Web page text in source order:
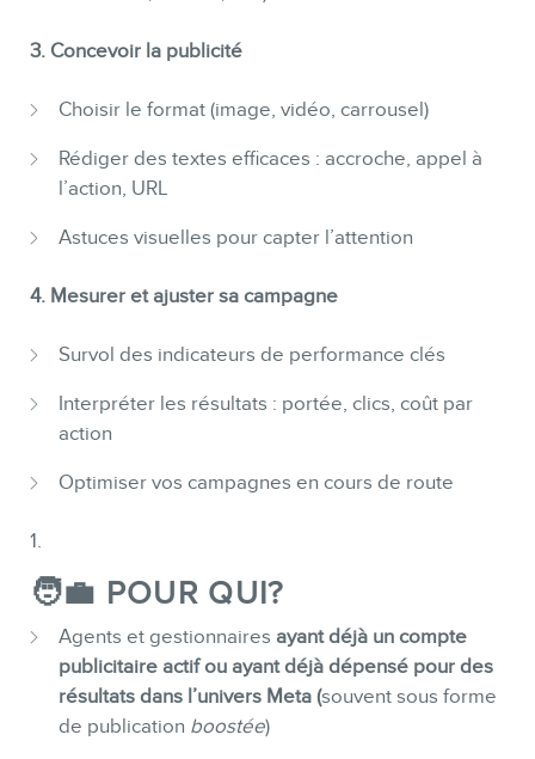
3. Concevoir la publicité
Choisir le format (image, vidéo, carrousel)
Rédiger des textes efficaces : accroche, appel à
l’action, URL
Astuces visuelles pour capter l’attention
4. Mesurer et ajuster sa campagne
Survol des indicateurs de performance clés
Interpréter les résultats : portée, clics, coût par
action
Optimiser vos campagnes en cours de route
🧑‍💼 POUR QUI?
Agents et gestionnaires ayant déjà un compte
publicitaire actif ou ayant déjà dépensé pour des
résultats dans l’univers Meta (souvent sous forme
de publication boostée)